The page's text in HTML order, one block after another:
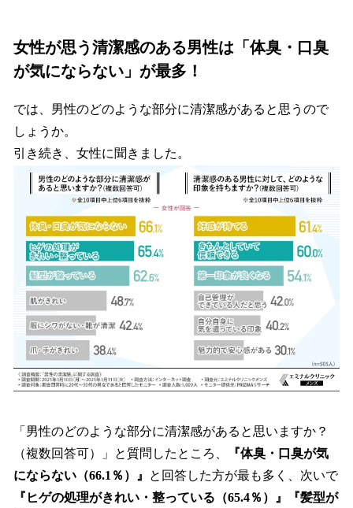
女性が思う清潔感のある男性は「体臭・口臭
が気にならない」が最多！
では、男性のどのような部分に清潔感があると思うので
しょうか。
引き続き、女性に聞きました。
「男性のどのような部分に清潔感があると思いますか？
（複数回答可）」と質問したところ、
『体臭・口臭が気
にならない（66.1％）』
と回答した方が最も多く、次いで
『ヒゲの処理がきれい・整っている（65.4％）』『髪型が